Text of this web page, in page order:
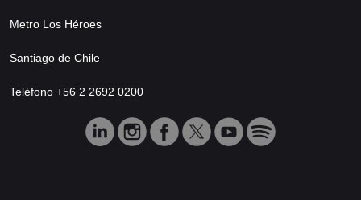
Metro Los Héroes
Santiago de Chile
Teléfono +56 2 2692 0200